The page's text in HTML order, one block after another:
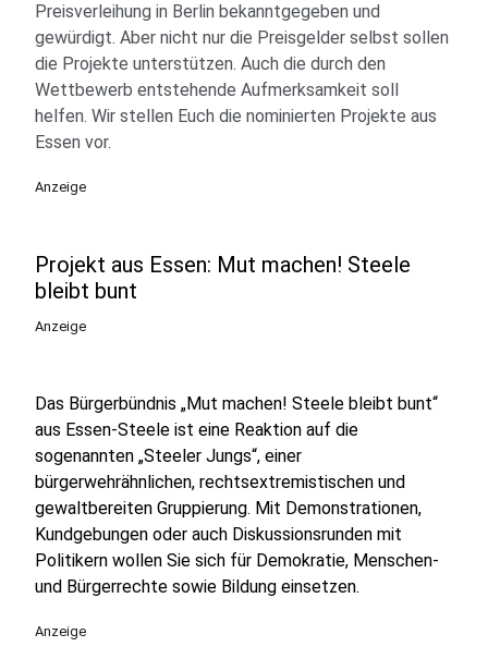
Preisverleihung in Berlin bekanntgegeben und
gewürdigt. Aber nicht nur die Preisgelder selbst sollen
die Projekte unterstützen. Auch die durch den
Wettbewerb entstehende Aufmerksamkeit soll
helfen. Wir stellen Euch die nominierten Projekte aus
Essen vor.
Anzeige
Projekt aus Essen: Mut machen! Steele
bleibt bunt
Anzeige
Das Bürgerbündnis „Mut machen! Steele bleibt bunt“
aus Essen-Steele ist eine Reaktion auf die
sogenannten „Steeler Jungs“, einer
bürgerwehrähnlichen, rechtsextremistischen und
gewaltbereiten Gruppierung. Mit Demonstrationen,
Kundgebungen oder auch Diskussionsrunden mit
Politikern wollen Sie sich für Demokratie, Menschen-
und Bürgerrechte sowie Bildung einsetzen.
Anzeige